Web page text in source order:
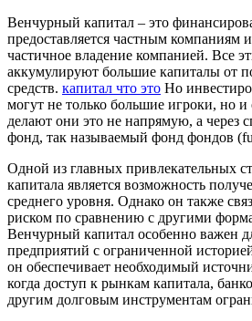
Венчурный капитал – это
предоставляется частным компаниям
частичное владение компанией. Все
аккумулируют большие капиталы от
средств. капитал что это Но
могут не только большие игроки, но
делают они это не напрямую, а через
фонд, так называемый фонд фондов
Одной из главных привлекательных
капитала является возможность
среднего уровня. Однако он также
риском по сравнению с другими
Венчурный капитал особенно важен
предприятий с ограниченной
он обеспечивает необходимый
когда доступ к рынкам капитала,
другим долговым инструментам